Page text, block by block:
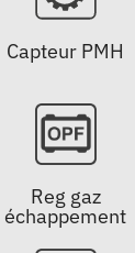
Capteur PMH
Reg gaz
échappement